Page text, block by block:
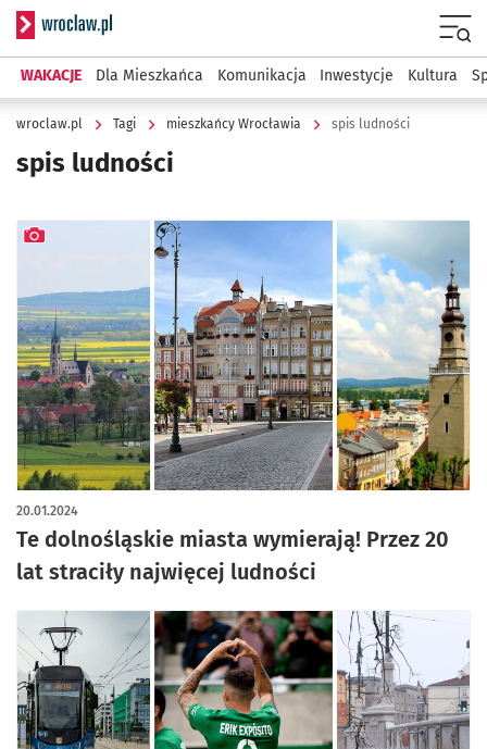
Serwis informacyjny wroclaw.pl
WAKACJE Dla Mieszkańca Komunikacja Inwestycje Kultura
wroclaw.pl Tagi mieszkańcy Wrocławia spis ludności
spis ludności
Te dolnośląskie miasta wymierają! Przez 20
lat straciły najwięcej ludności
20.01.2024
artykuł z galerią zdjęć